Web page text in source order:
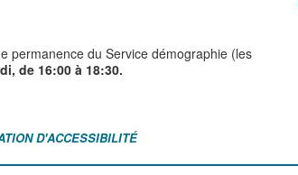
permanence du Service démographie (les
de 16:00 à 18:30.
D'ACCESSIBILITÉ